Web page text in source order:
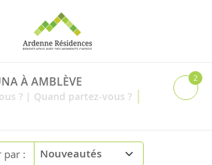
À AMBLÈVE
? | Quand partez-vous ? |
2
par :